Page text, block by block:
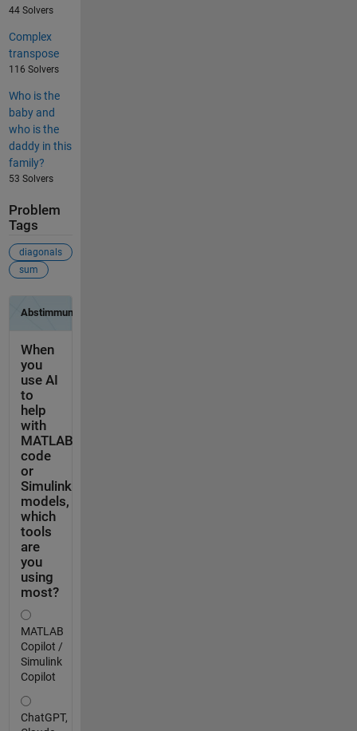
44 Solvers
Complex
transpose
116 Solvers
Who is the
baby and
who is the
daddy in this
family?
53 Solvers
Problem
Tags
diagonals
sum